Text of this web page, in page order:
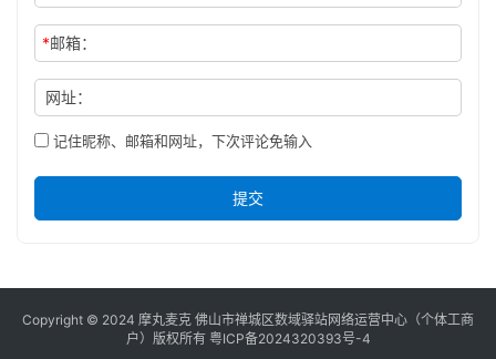
*邮箱：
网址：
记住昵称、邮箱和网址，下次评论免输入
提交
Copyright © 2024 摩丸麦克 佛山市禅城区数域驿站网络运营中心（个体工商
户）版权所有 粤ICP备2024320393号-4